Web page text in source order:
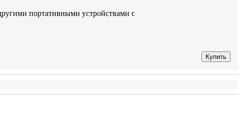
портативными устройствами с
Купить